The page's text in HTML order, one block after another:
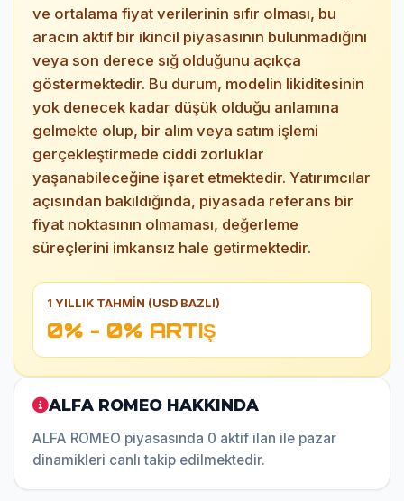
ve ortalama fiyat verilerinin sıfır olması, bu
aracın aktif bir ikincil piyasasının bulunmadığını
veya son derece sığ olduğunu açıkça
göstermektedir. Bu durum, modelin likiditesinin
yok denecek kadar düşük olduğu anlamına
gelmekte olup, bir alım veya satım işlemi
gerçekleştirmede ciddi zorluklar
yaşanabileceğine işaret etmektedir. Yatırımcılar
açısından bakıldığında, piyasada referans bir
fiyat noktasının olmaması, değerleme
süreçlerini imkansız hale getirmektedir.
1 YILLIK TAHMİN (USD BAZLI)
0% - 0% ARTIŞ
ALFA ROMEO HAKKINDA
ALFA ROMEO piyasasında 0 aktif ilan ile pazar
dinamikleri canlı takip edilmektedir.